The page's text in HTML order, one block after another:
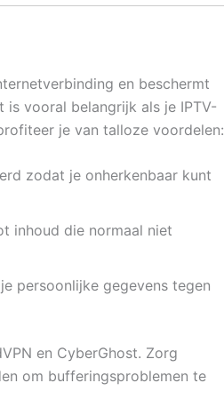
en beschermt
vooral belangrijk als je IPTV-
je van talloze voordelen:
zodat je onherkenbaar kunt
inhoud die normaal niet
persoonlijke gegevens tegen
en CyberGhost. Zorg
om bufferingsproblemen te